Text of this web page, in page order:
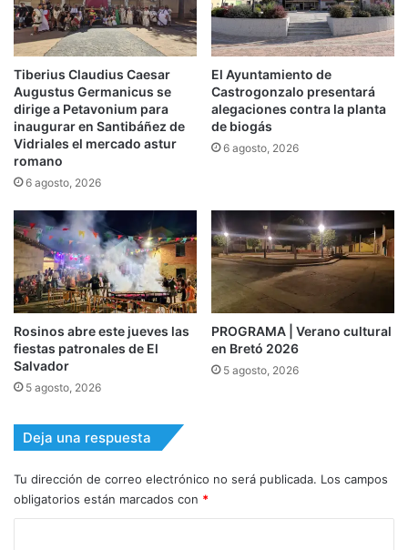
Tiberius Claudius Caesar
Augustus Germanicus se
dirige a Petavonium para
inaugurar en Santibáñez de
Vidriales el mercado astur
romano
6 agosto, 2026
El Ayuntamiento de
Castrogonzalo presentará
alegaciones contra la planta
de biogás
6 agosto, 2026
Rosinos abre este jueves las
fiestas patronales de El
Salvador
5 agosto, 2026
PROGRAMA | Verano cultural
en Bretó 2026
5 agosto, 2026
Deja una respuesta
Tu dirección de correo electrónico no será publicada. Los campos
obligatorios están marcados con *